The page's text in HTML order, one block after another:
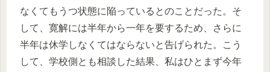
なくてもうつ状態に陥っているとのことだった。そ
して、寛解には半年から一年を要するため、さらに
半年は休学しなくてはならないと告げられた。こう
して、学校側とも相談した結果、私はひとまず今年